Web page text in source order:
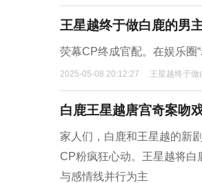
王星越终于做白鹿的男
荧幕CP终成官配。在娱乐圈
2025-05-08 20:12:27 王星越终于做
白鹿王星越唐宫奇案吻
家人们，白鹿和王星越的新
CP粉疯狂心动。王星越将白
与感情线并行为主